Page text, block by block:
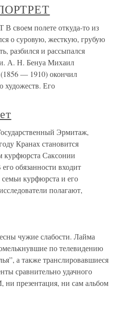
полете откуда-то из
о суровую, жесткую, грубую
разбился и рассыпался
А. Н. Бенуа Михаил
— 1910) окончил
художеств. Его
Эрмитаж,
Кранах становится
Саксонии
обязанности входит
курфюрста и его
полагают,
чужие слабости. Лайма
по телевидению
а также транслировавшиеся
сравнительно удачного
презентация, ни сам альбом